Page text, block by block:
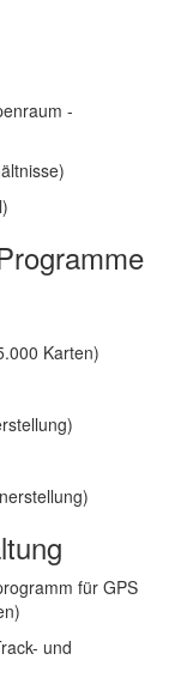
-
Karten)
für GPS
und